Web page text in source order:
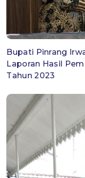
Bupati Pinrang
Laporan Hasil
Tahun 2023